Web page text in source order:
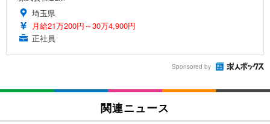
埼玉県
月給21万200円～30万4,900円
正社員
Sponsored by
関連ニュース